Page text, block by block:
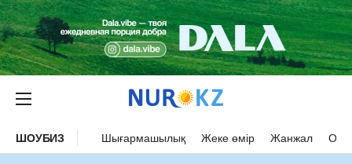
ШОУБИЗ Шығармашылық Жеке өмір Жанжал